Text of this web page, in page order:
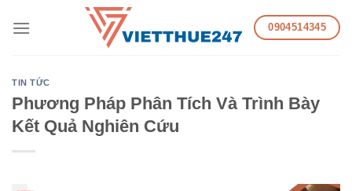
0904514345
TIN TỨC
Phương Pháp Phân Tích Và Trình Bày
Kết Quả Nghiên Cứu